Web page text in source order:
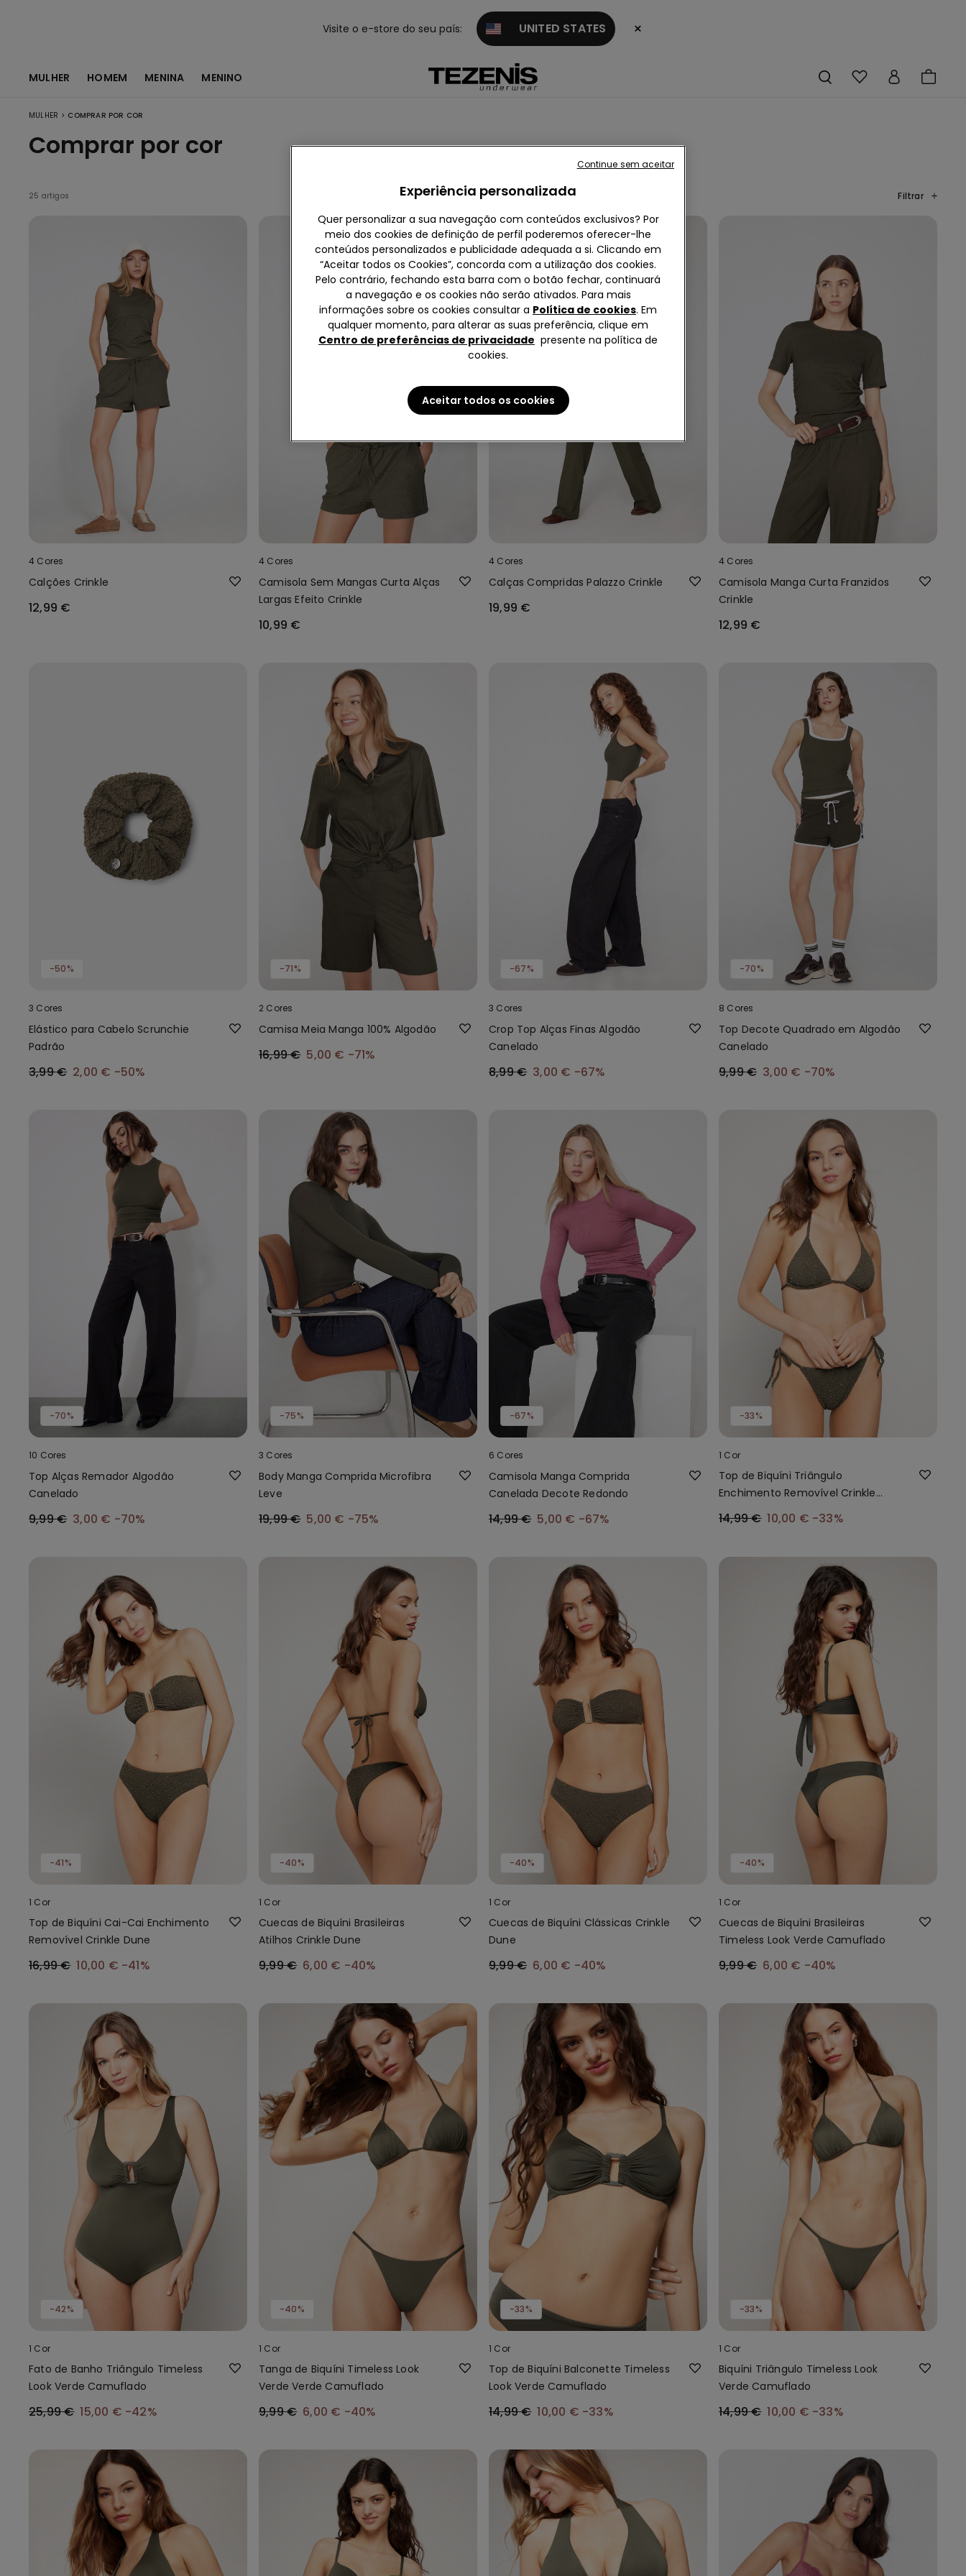
Visite o e-store do seu país: UNITED STATES ×
MULHER HOMEM MENINA MENINO
MULHER > COMPRAR POR COR
Comprar por cor
25 artigos Filtrar
4 Cores
Calções Crinkle
12,99 €
4 Cores
Camisola Sem Mangas Curta Alças
Largas Efeito Crinkle
10,99 €
4 Cores
Calças Compridas Palazzo Crinkle
19,99 €
4 Cores
Camisola Manga Curta Franzidos
Crinkle
12,99 €
-50%
3 Cores
Elástico para Cabelo Scrunchie
Padrão
3,99 € 2,00 € -50%
-71%
2 Cores
Camisa Meia Manga 100% Algodão
16,99 € 5,00 € -71%
-67%
3 Cores
Crop Top Alças Finas Algodão
Canelado
8,99 € 3,00 € -67%
-70%
8 Cores
Top Decote Quadrado em Algodão
Canelado
9,99 € 3,00 € -70%
-70%
10 Cores
Top Alças Remador Algodão
Canelado
9,99 € 3,00 € -70%
-75%
3 Cores
Body Manga Comprida Microfibra
Leve
19,99 € 5,00 € -75%
-67%
6 Cores
Camisola Manga Comprida
Canelada Decote Redondo
14,99 € 5,00 € -67%
-33%
1 Cor
Top de Biquíni Triângulo
Enchimento Removível Crinkle
14,99 € 10,00 € -33%
-41%
1 Cor
Top de Biquíni Cai-Cai Enchimento
Removível Crinkle Dune
16,99 € 10,00 € -41%
-40%
1 Cor
Cuecas de Biquíni Brasileiras
Atilhos Crinkle Dune
9,99 € 6,00 € -40%
-40%
1 Cor
Cuecas de Biquíni Clássicas Crinkle
Dune
9,99 € 6,00 € -40%
-40%
1 Cor
Cuecas de Biquíni Brasileiras
Timeless Look Verde Camuflado
9,99 € 6,00 € -40%
-42%
1 Cor
Fato de Banho Triângulo Timeless
Look Verde Camuflado
25,99 € 15,00 € -42%
-40%
1 Cor
Tanga de Biquíni Timeless Look
Verde Verde Camuflado
9,99 € 6,00 € -40%
-33%
1 Cor
Top de Biquíni Balconette Timeless
Look Verde Camuflado
14,99 € 10,00 € -33%
-33%
1 Cor
Biquíni Triângulo Timeless Look
Verde Camuflado
14,99 € 10,00 € -33%
Experiência personalizada
Quer personalizar a sua navegação com conteúdos exclusivos? Por
meio dos cookies de definição de perfil poderemos oferecer-lhe
conteúdos personalizados e publicidade adequada a si. Clicando em
“Aceitar todos os Cookies”, concorda com a utilização dos cookies.
Pelo contrário, fechando esta barra com o botão fechar, continuará
a navegação e os cookies não serão ativados. Para mais
informações sobre os cookies consultar a Política de cookies. Em
qualquer momento, para alterar as suas preferência, clique em
Centro de preferências de privacidade presente na política de
cookies.
Aceitar todos os cookies
Continue sem aceitar